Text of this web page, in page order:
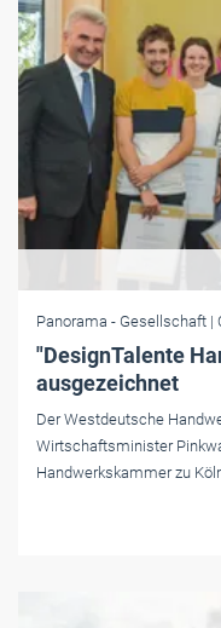
Panorama - Gesellschaft |
"DesignTalente
ausgezeichnet
Der Westdeutsche
Wirtschaftsminister
Handwerkskammer zu